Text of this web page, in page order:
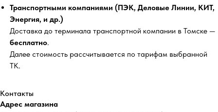
Транспортными компаниями (ПЭК, Деловые Линии, КИТ,
Энергия, и др.)
Доставка до терминала транспортной компании в Томске —
бесплатно.
Далее стоимость рассчитывается по тарифам выбранной
ТК.
Контакты
Адрес магазина